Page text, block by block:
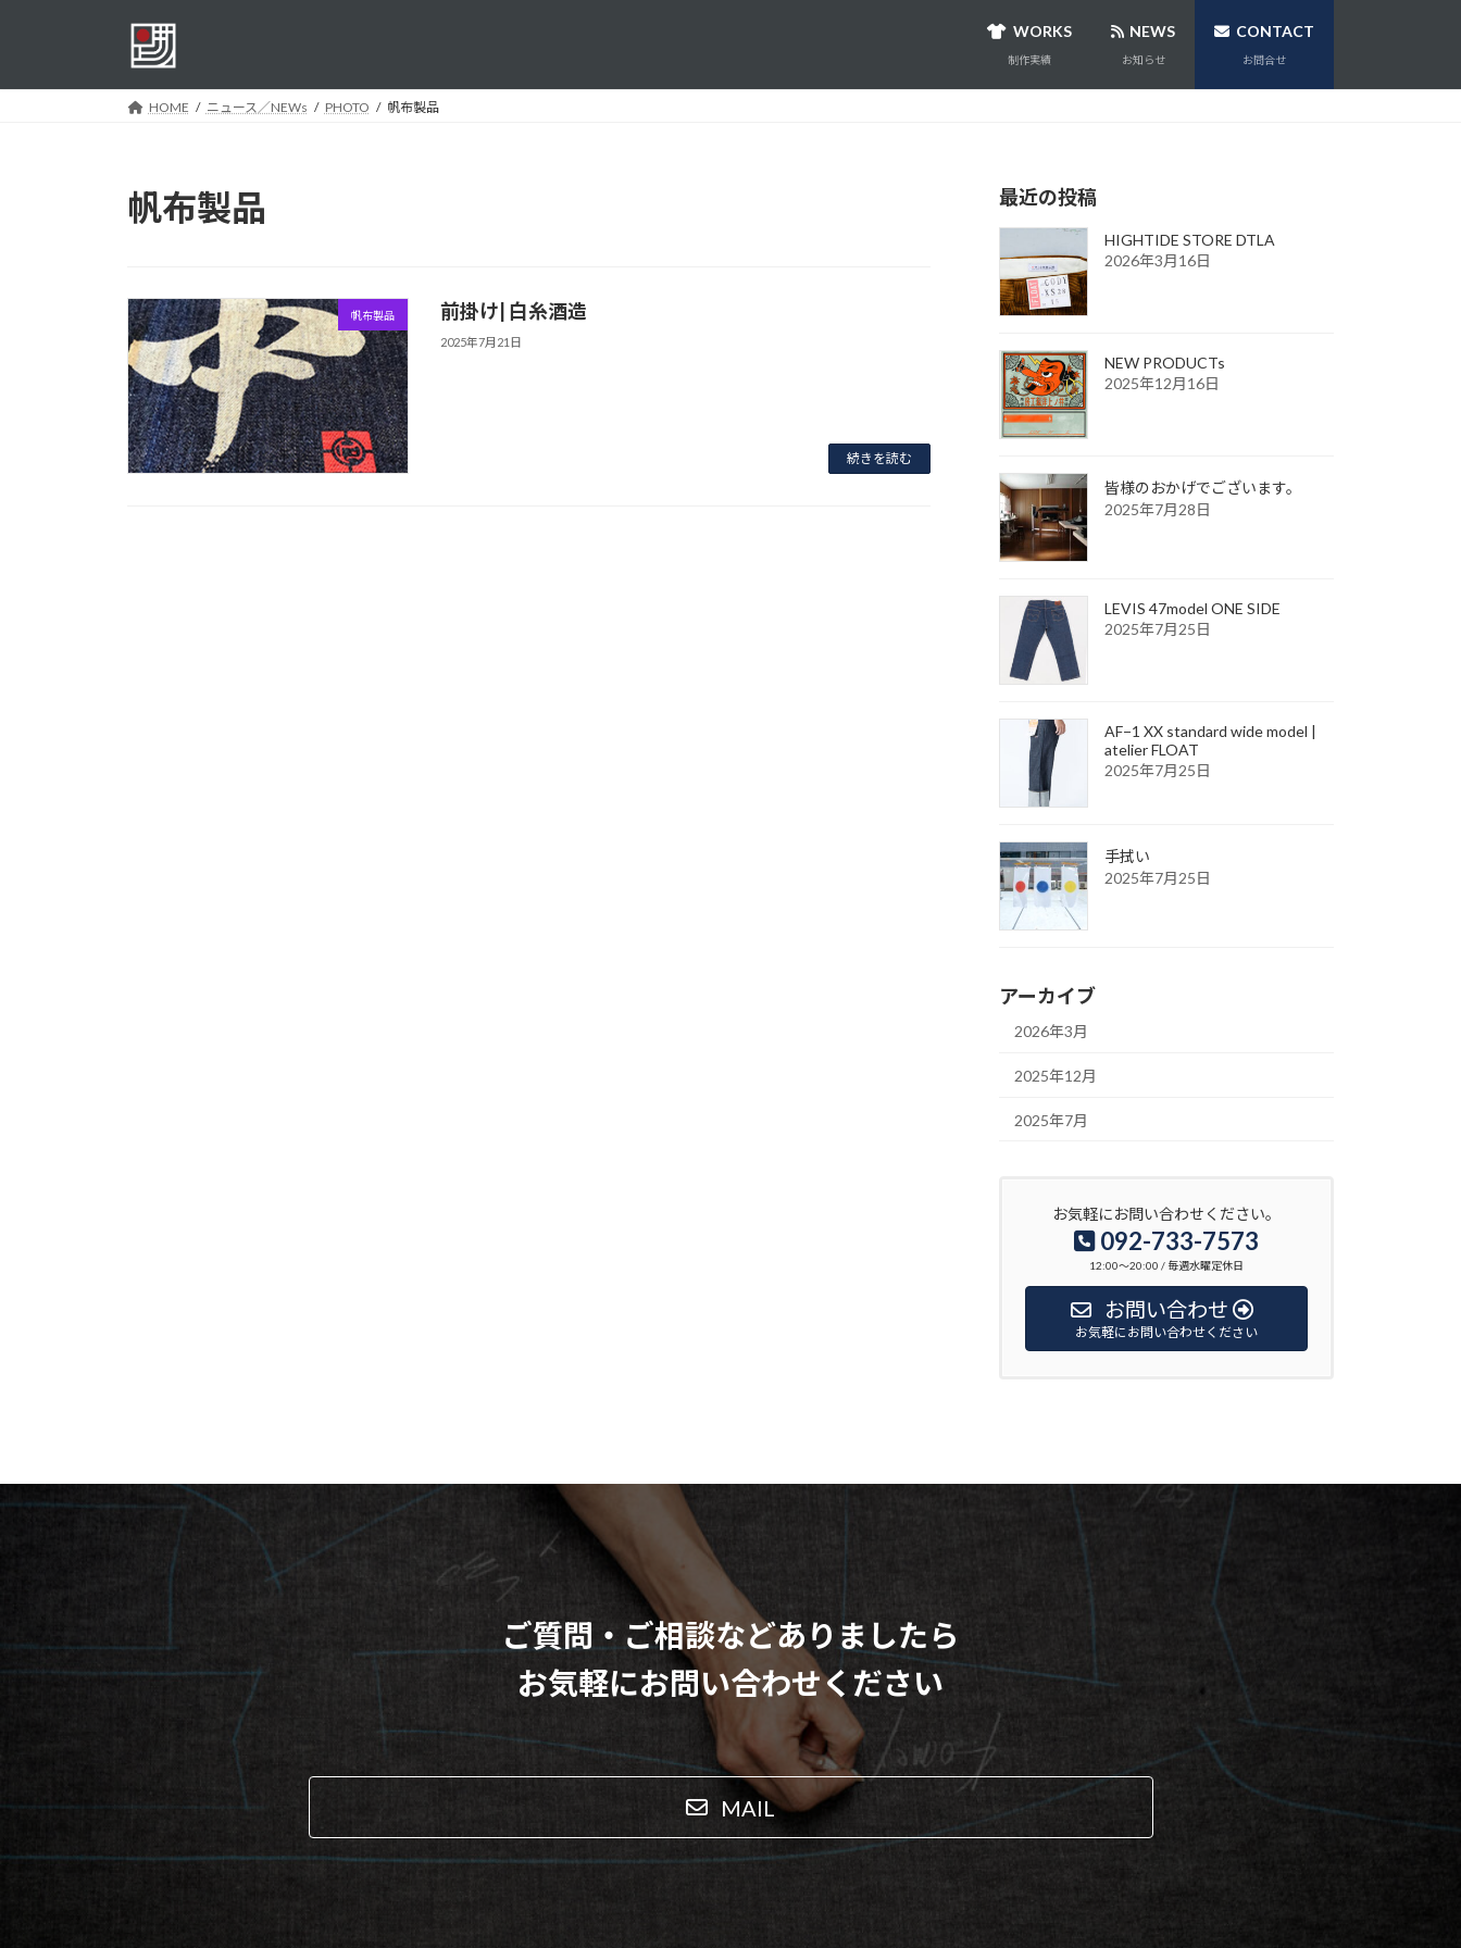
ン
ー
WORKS
制作実績
NEWS
お知らせ
CONTACT
お問合せ
HOME ニュース／NEWs PHOTO 帆布製品
帆布製品
帆布製品 前掛け| 白糸酒造
2025年7月21日
続きを読む
最近の投稿
HIGHTIDE STORE DTLA
2026年3月16日
NEW PRODUCTs
2025年12月16日
皆様のおかげでございます。
2025年7月28日
LEVIS 47model ONE SIDE
2025年7月25日
AF−1 XX standard wide model |
atelier FLOAT
2025年7月25日
手拭い
2025年7月25日
アーカイブ
2026年3月
2025年12月
2025年7月
お気軽にお問い合わせください。
092-733-7573
12:00〜20:00 / 毎週水曜定休日
お問い合わせ
お気軽にお問い合わせください
ご質問・ご相談などありましたら
お気軽にお問い合わせください
MAIL